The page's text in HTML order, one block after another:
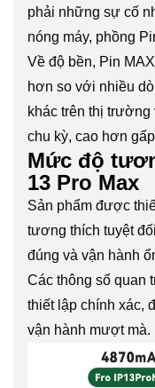
phải những sự cố
nóng máy, phồng
Về độ bền, Pin
hơn so với nhiều
khác trên thị
chu kỳ, cao hơn
Mức độ
13 Pro Max
Sản phẩm được
tương thích tuyệt
đúng và vận hành
Các thông số quan
thiết lập chính xác,
vận hành mượt mà.